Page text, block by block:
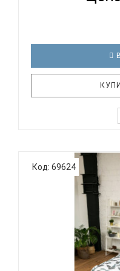
которая позволит
комплект. В
наборов в размерах
себе идеальное
купить
Код: 69624